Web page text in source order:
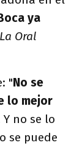
ya
La Oral
"No se
lo mejor
Y no se lo
se puede